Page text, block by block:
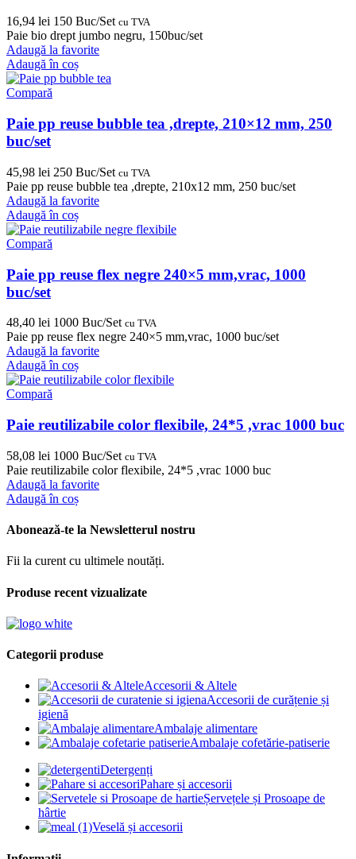
16,94 lei 150 Buc/Set cu TVA
Paie bio drept jumbo negru, 150buc/set
Adaugă la favorite
Adaugă în coș
Compară
Paie pp reuse bubble tea ,drepte, 210×12 mm, 250
buc/set
45,98 lei 250 Buc/Set cu TVA
Paie pp reuse bubble tea ,drepte, 210x12 mm, 250 buc/set
Adaugă la favorite
Adaugă în coș
Compară
Paie pp reuse flex negre 240×5 mm,vrac, 1000
buc/set
48,40 lei 1000 Buc/Set cu TVA
Paie pp reuse flex negre 240×5 mm,vrac, 1000 buc/set
Adaugă la favorite
Adaugă în coș
Compară
Paie reutilizabile color flexibile, 24*5 ,vrac 1000 buc
58,08 lei 1000 Buc/Set cu TVA
Paie reutilizabile color flexibile, 24*5 ,vrac 1000 buc
Adaugă la favorite
Adaugă în coș
Abonează-te la Newsletterul nostru
Fii la curent cu ultimele noutăți.
Produse recent vizualizate
Categorii produse
Accesorii & Altele
Accesorii de curățenie și
igienă
Ambalaje alimentare
Ambalaje cofetărie-patiserie
Detergenți
Pahare și accesorii
Șervețele și Prosoape de
hârtie
Veselă și accesorii